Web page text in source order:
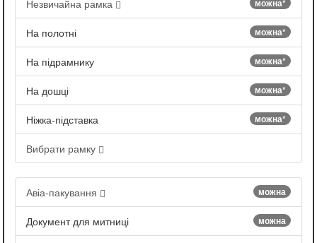
можна*
Незвичайна рамка
можна*
На полотні
можна*
На підрамнику
можна*
На дошці
можна*
Ніжка-підставка
Вибрати рамку
можна
Авіа-пакування
можна
Документ для митниці